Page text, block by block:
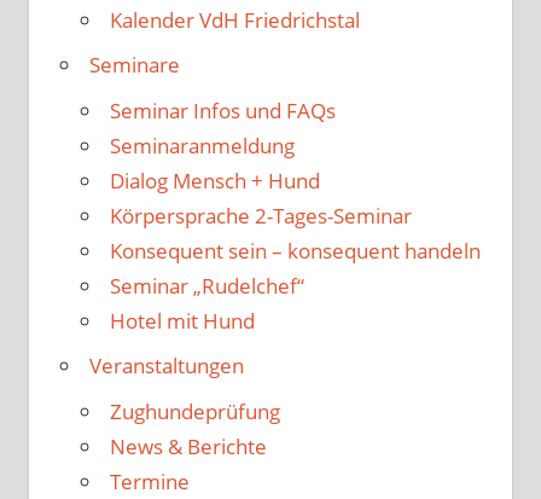
Kalender VdH Friedrichstal
Seminare
Seminar Infos und FAQs
Seminaranmeldung
Dialog Mensch + Hund
Körpersprache 2-Tages-Seminar
Konsequent sein – konsequent handeln
Seminar „Rudelchef“
Hotel mit Hund
Veranstaltungen
Zughundeprüfung
News & Berichte
Termine